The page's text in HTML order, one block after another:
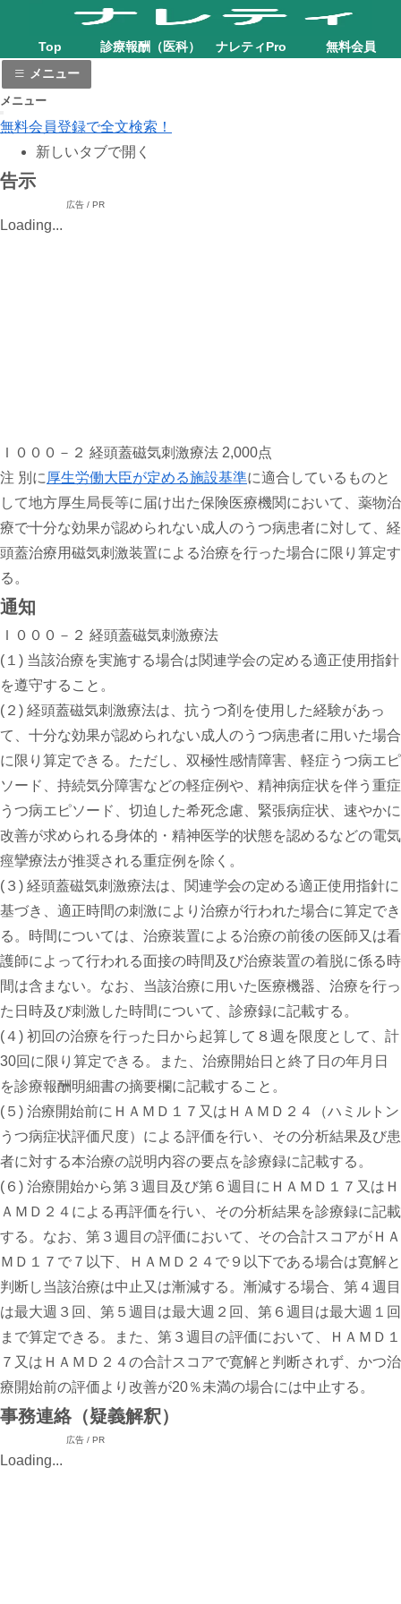
Top 診療報酬（医科） ナレティPro
無料会員
メニュー
メニュー
無料会員登録で全文検索！
新しいタブで開く
告示
広告 / PR
Loading...
Ｉ０００－２ 経頭蓋磁気刺激療法 2,000点
注 別に 厚生労働大臣が定める施設基準に適合しているものと
して地方厚生局長等に届け出た保険医療機関において、薬物治
療で十分な効果が認められない成人のうつ病患者に対して、経
頭蓋治療用磁気刺激装置による治療を行った場合に限り算定す
る。
通知
Ｉ０００－２ 経頭蓋磁気刺激療法
(１) 当該治療を実施する場合は関連学会の定める適正使用指針
を遵守すること。
(２) 経頭蓋磁気刺激療法は、抗うつ剤を使用した経験があっ
て、十分な効果が認められない成人のうつ病患者に用いた場合
に限り算定できる。ただし、双極性感情障害、軽症うつ病エピ
ソード、持続気分障害などの軽症例や、精神病症状を伴う重症
うつ病エピソード、切迫した希死念慮、緊張病症状、速やかに
改善が求められる身体的・精神医学的状態を認めるなどの電気
痙攣療法が推奨される重症例を除く。
(３) 経頭蓋磁気刺激療法は、関連学会の定める適正使用指針に
基づき、適正時間の刺激により治療が行われた場合に算定でき
る。時間については、治療装置による治療の前後の医師又は看
護師によって行われる面接の時間及び治療装置の着脱に係る時
間は含まない。なお、当該治療に用いた医療機器、治療を行っ
た日時及び刺激した時間について、診療録に記載する。
(４) 初回の治療を行った日から起算して８週を限度として、計
30回に限り算定できる。また、治療開始日と終了日の年月日
を診療報酬明細書の摘要欄に記載すること。
(５) 治療開始前にＨＡＭＤ１７又はＨＡＭＤ２４（ハミルトン
うつ病症状評価尺度）による評価を行い、その分析結果及び患
者に対する本治療の説明内容の要点を診療録に記載する。
(６) 治療開始から第３週目及び第６週目にＨＡＭＤ１７又はＨ
ＡＭＤ２４による再評価を行い、その分析結果を診療録に記載
する。なお、第３週目の評価において、その合計スコアがＨＡ
ＭＤ１７で７以下、ＨＡＭＤ２４で９以下である場合は寛解と
判断し当該治療は中止又は漸減する。漸減する場合、第４週目
は最大週３回、第５週目は最大週２回、第６週目は最大週１回
まで算定できる。また、第３週目の評価において、ＨＡＭＤ１
７又はＨＡＭＤ２４の合計スコアで寛解と判断されず、かつ治
療開始前の評価より改善が20％未満の場合には中止する。
事務連絡（疑義解釈）
広告 / PR
Loading...